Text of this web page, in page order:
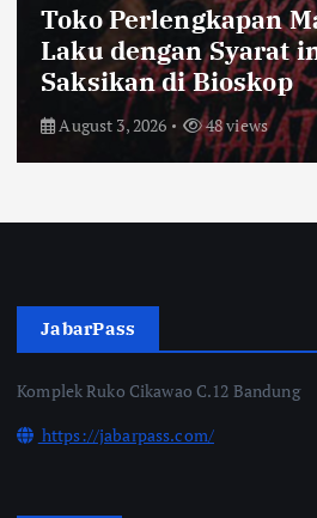
Toko Perlengkapan
Laku dengan Syarat
Saksikan di Bioskop
August 3, 2026 48 views
JabarPass
Komplek Ruko Cikawao C.12 Bandung
https://jabarpass.com/